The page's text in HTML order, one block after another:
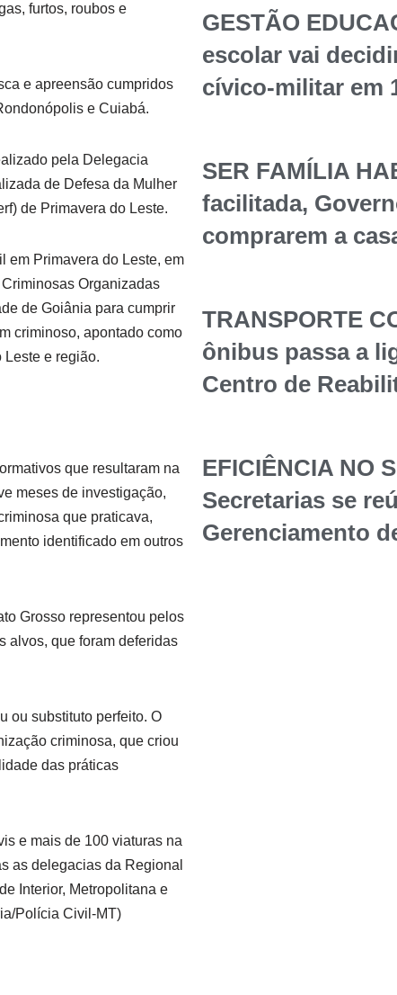
furtos, roubos e
e apreensão cumpridos
e Cuiabá.
pela Delegacia
de Defesa da Mulher
de Primavera do Leste.
em Primavera do Leste, em
Organizadas
de Goiânia para cumprir
criminoso, apontado como
Leste e região.
que resultaram na
meses de investigação,
que praticava,
identificado em outros
Grosso representou pelos
alvos, que foram deferidas
ou substituto perfeito. O
criminosa, que criou
das práticas
e mais de 100 viaturas na
as delegacias da Regional
Interior, Metropolitana e
Polícia Civil-MT)
GESTÃO
escolar vai
cívico-militar em
SER FAMÍLIA
facilitada,
comprarem a
TRANSPORTE
ônibus passa a
Centro de
EFICIÊNCIA NO
Secretarias se
Gerenciamento